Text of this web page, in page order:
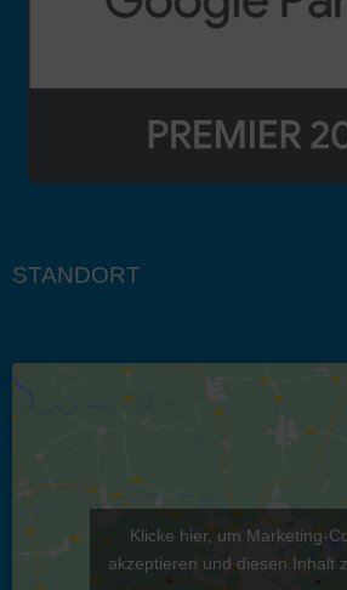
STANDORT
Klicke hier, um Marketing-
akzeptieren und diesen Inhalt